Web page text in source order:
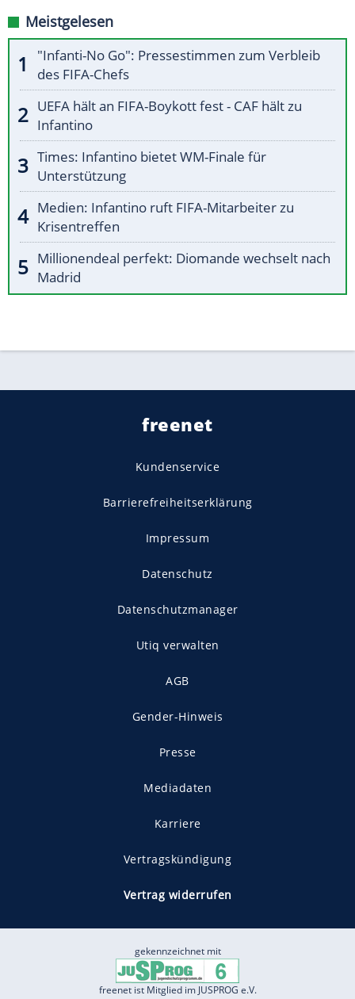
Meistgelesen
"Infanti-No Go": Pressestimmen zum Verbleib
des FIFA-Chefs
UEFA hält an FIFA-Boykott fest - CAF hält zu
Infantino
Times: Infantino bietet WM-Finale für
Unterstützung
Medien: Infantino ruft FIFA-Mitarbeiter zu
Krisentreffen
Millionendeal perfekt: Diomande wechselt nach
Madrid
freenet
Kundenservice
Barrierefreiheitserklärung
Impressum
Datenschutz
Datenschutzmanager
Utiq verwalten
AGB
Gender-Hinweis
Presse
Mediadaten
Karriere
Vertragskündigung
Vertrag widerrufen
gekennzeichnet mit
freenet ist Mitglied im JUSPROG e.V.